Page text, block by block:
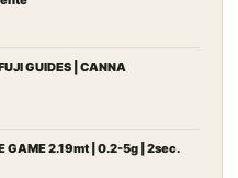
GUIDES | CANNA
GAME 2.19mt | 0.2-5g | 2sec.